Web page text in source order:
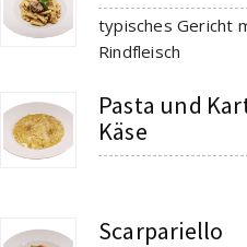
typisches Gericht
Rindfleisch
Pasta und
Käse
Scarpariello